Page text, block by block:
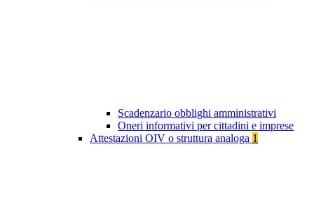
Scadenzario obblighi amministrativi
Oneri informativi per cittadini e imprese
Attestazioni OIV o struttura analoga 1